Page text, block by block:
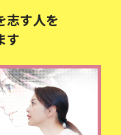
志す人を
す